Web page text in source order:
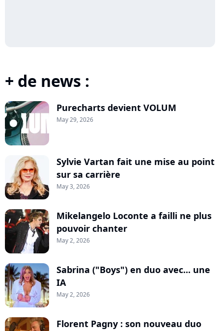
+ de news :
Purecharts devient VOLUM
May 29, 2026
Sylvie Vartan fait une mise au point
sur sa carrière
May 3, 2026
Mikelangelo Loconte a failli ne plus
pouvoir chanter
May 2, 2026
Sabrina ("Boys") en duo avec... une
IA
May 2, 2026
Florent Pagny : son nouveau duo